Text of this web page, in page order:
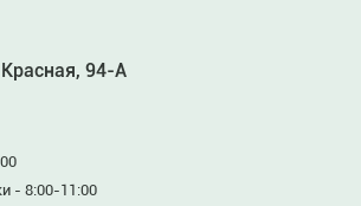
94-А
- 8:00-11:00